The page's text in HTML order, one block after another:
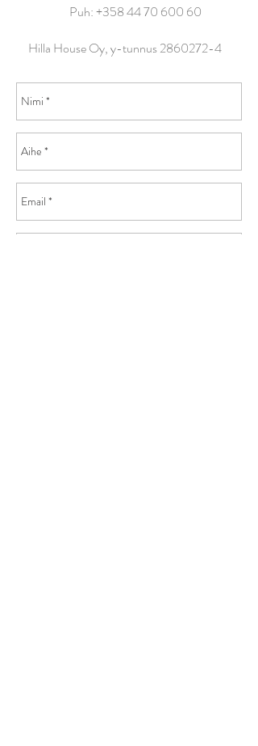
Puh:+358 44 70 600 60
Hilla House Oy, y-tunnus2860272-4